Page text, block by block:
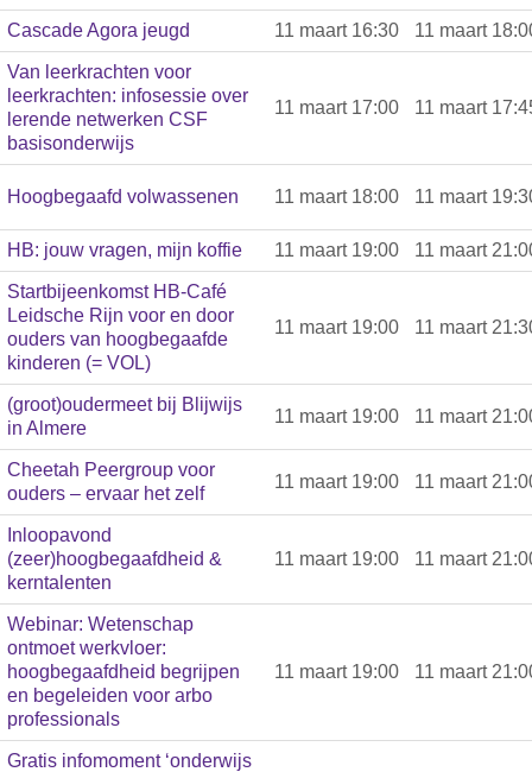
Cascade Agora jeugd 11 maart 16:30 11 maart
Van leerkrachten voor
leerkrachten: infosessie over
lerende netwerken CSF
basisonderwijs
11 maart 17:00 11 maart
Hoogbegaafd volwassenen 11 maart 18:00 11 maart
HB: jouw vragen, mijn koffie 11 maart 19:00 11 maart
Startbijeenkomst HB-Café
Leidsche Rijn voor en door
ouders van hoogbegaafde
kinderen (= VOL)
11 maart 19:00 11 maart
(groot)oudermeet bij Blijwijs
in Almere
11 maart 19:00 11 maart
Cheetah Peergroup voor
ouders – ervaar het zelf
11 maart 19:00 11 maart
Inloopavond
(zeer)hoogbegaafdheid &
kerntalenten
11 maart 19:00 11 maart
Webinar: Wetenschap
ontmoet werkvloer:
hoogbegaafdheid begrijpen
en begeleiden voor arbo
professionals
11 maart 19:00 11 maart
Gratis infomoment ‘onderwijs